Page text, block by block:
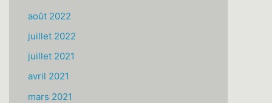
août 2022
juillet 2022
juillet 2021
avril 2021
mars 2021